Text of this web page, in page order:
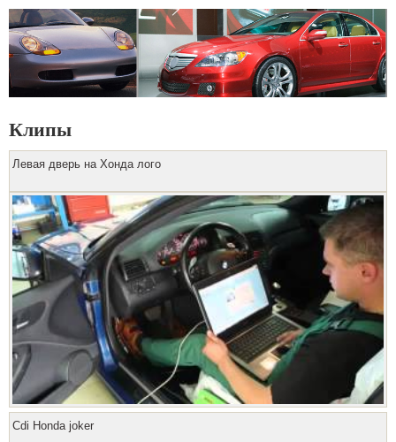
Клипы
Левая дверь на Хонда лого
Cdi Honda joker